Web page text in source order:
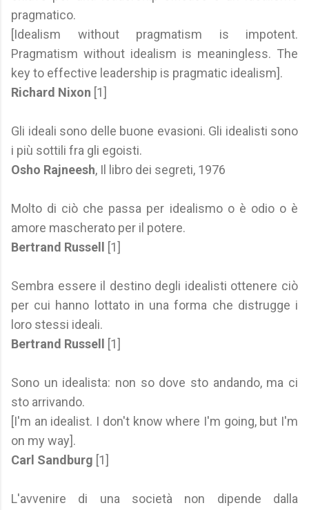
pragmatico.
[Idealism without pragmatism is impotent.
Pragmatism without idealism is meaningless. The
key to effective leadership is pragmatic idealism].
Richard Nixon [1]
Gli ideali sono delle buone evasioni. Gli idealisti sono
i più sottili fra gli egoisti.
Osho Rajneesh, Il libro dei segreti, 1976
Molto di ciò che passa per idealismo o è odio o è
amore mascherato per il potere.
Bertrand Russell
[1]
Sembra essere il destino degli idealisti ottenere ciò
per cui hanno lottato in una forma che distrugge i
loro stessi ideali.
Bertrand Russell
[1]
Sono un idealista: non so dove sto andando, ma ci
sto arrivando.
[I'm an idealist. I don't know where I'm going, but I'm
on my way].
Carl Sandburg [1]
L'avvenire di una società non dipende dalla